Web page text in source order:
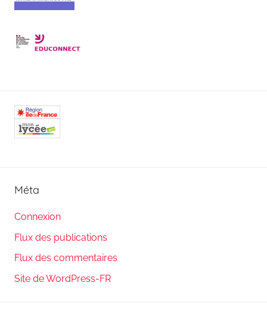
Méta
Connexion
Flux des publications
Flux des commentaires
Site de WordPress-FR